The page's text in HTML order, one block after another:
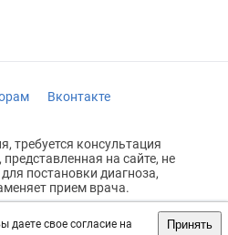
даете свое согласие на
Принять
Вконтакте
требуется консультация
на сайте, не
постановки диагноза,
прием врача.